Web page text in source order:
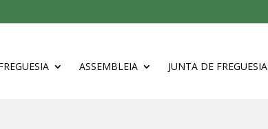
ASSEMBLEIA JUNTA DE FREGUESIA